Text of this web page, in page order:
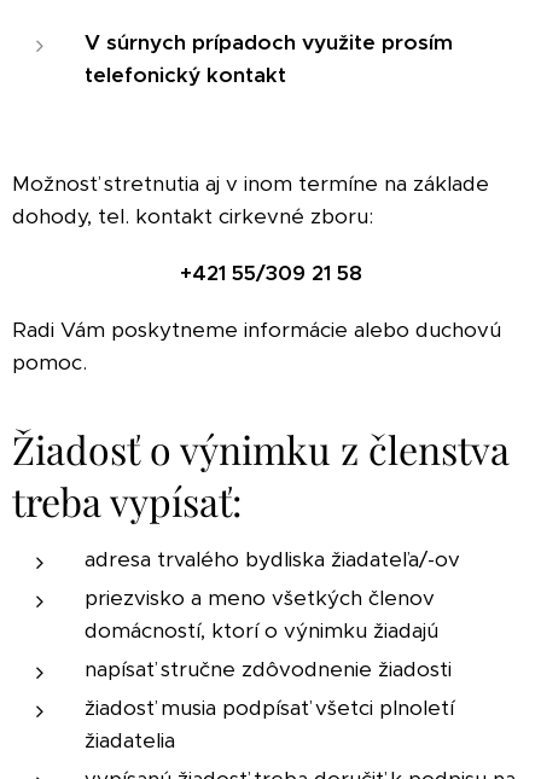
V súrnych prípadoch využite prosím
telefonický kontakt
Možnosť stretnutia aj v inom termíne na základe
dohody, tel. kontakt cirkevné zboru:
+421 55/309 21 58
Radi Vám poskytneme informácie alebo duchovú
pomoc.
Žiadosť o výnimku z členstva
treba vypísať:
adresa trvalého bydliska žiadateľa/-ov
priezvisko a meno všetkých členov
domácností, ktorí o výnimku žiadajú
napísať stručne zdôvodnenie žiadosti
žiadosť musia podpísať všetci plnoletí
žiadatelia